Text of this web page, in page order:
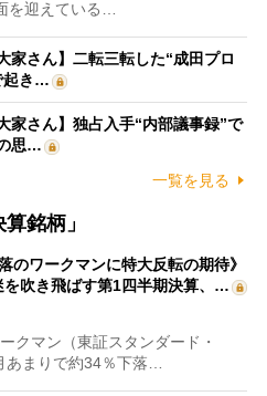
を迎えている…
家さん】二転三転した“成田プロ
起き…
家さん】独占入手“内部議事録”で
思…
一覧を見る
銘柄」
のワークマンに特大反転の期待》
を吹き飛ばす第1四半期決算、…
クマン（東証スタンダード・
あまりで約34％下落…